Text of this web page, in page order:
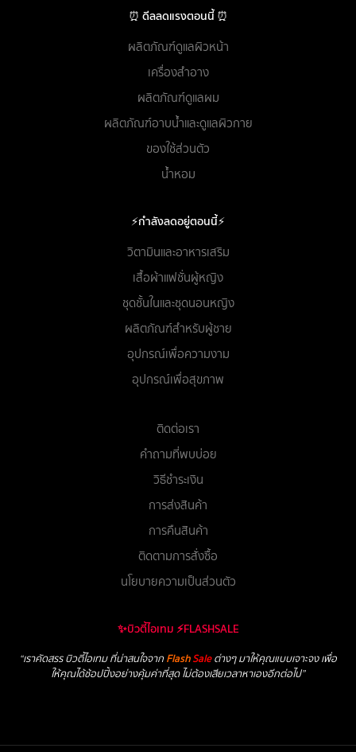
⏰ ดีลลดแรงตอนนี้ ⏰
ผลิตภัณฑ์ดูแลผิวหน้า
เครื่องสำอาง
ผลิตภัณฑ์ดูแลผม
ผลิตภัณฑ์อาบน้ำและดูแลผิวกาย
ของใช้ส่วนตัว
น้ำหอม
⚡กำลังลดอยู่ตอนนี้⚡
วิตามินและอาหารเสริม
เสื้อผ้าแฟชั่นผู้หญิง
ชุดชั้นในและชุดนอนหญิง
ผลิตภัณฑ์สำหรับผู้ชาย
อุปกรณ์เพื่อความงาม
อุปกรณ์เพื่อสุขภาพ
ติดต่อเรา
คำถามที่พบบ่อย
วิธีชำระเงิน
การส่งสินค้า
การคืนสินค้า
ติดตามการสั่งซื้อ
นโยบายความเป็นส่วนตัว
✨บิวตี้ไอเทม ⚡FLASHSALE
“เราคัดสรร บิวตี้ไอเทม ที่น่าสนใจจาก FlashSaleต่างๆ มาให้คุณแบบเจาะจง เพื่อ
ให้คุณได้ช้อปปิ้งอย่างคุ้มค่าที่สุด ไม่ต้องเสียเวลาหาเองอีกต่อไป”